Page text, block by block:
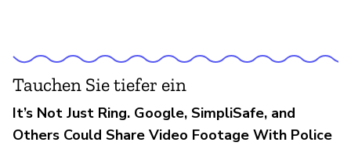
Tauchen Sie tiefer ein
It’s Not Just Ring. Google, SimpliSafe, and
Others Could Share Video Footage With Police